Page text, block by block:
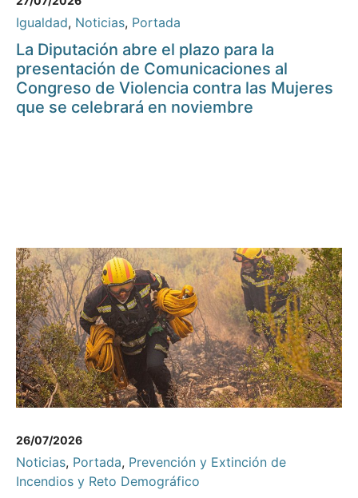
Igualdad, Noticias, Portada
La Diputación abre el plazo para la
presentación de Comunicaciones al
Congreso de Violencia contra las Mujeres
que se celebrará en noviembre
26/07/2026
Noticias, Portada, Prevención y Extinción de
Incendios y Reto Demográfico